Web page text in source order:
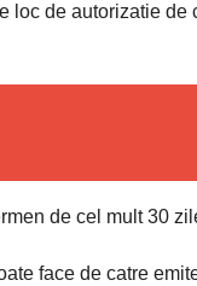
loc de autorizatie
de cel mult 30
face de catre